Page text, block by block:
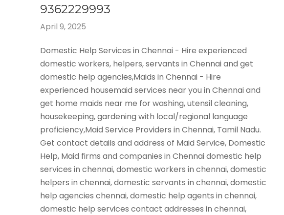
9362229993
April 9, 2025
Domestic Help Services in Chennai - Hire experienced
domestic workers, helpers, servants in Chennai and get
domestic help agencies,Maids in Chennai - Hire
experienced housemaid services near you in Chennai and
get home maids near me for washing, utensil cleaning,
housekeeping, gardening with local/regional language
proficiency,Maid Service Providers in Chennai, Tamil Nadu.
Get contact details and address of Maid Service, Domestic
Help, Maid firms and companies in Chennai domestic help
services in chennai, domestic workers in chennai, domestic
helpers in chennai, domestic servants in chennai, domestic
help agencies chennai, domestic help agents in chennai,
domestic help services contact addresses in chennai,